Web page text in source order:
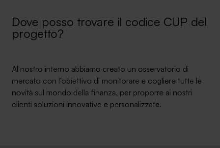
Centro studi
Chi siamo
Ambassador
Dove posso trovare il codice CUP del
progetto?
Al nostro interno abbiamo creato un osservatorio di
mercato con l’obiettivo di monitorare e cogliere tutte le
novità sul mondo della finanza, per proporre ai nostri
clienti soluzioni innovative e personalizzate.